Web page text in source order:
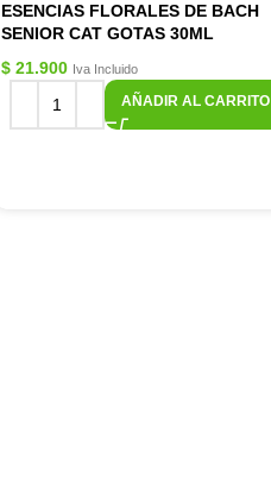
ESENCIAS FLORALES DE BACH
SENIOR CAT GOTAS 30ML
$ 21.900 Iva Incluido
AÑADIR AL CARRITO